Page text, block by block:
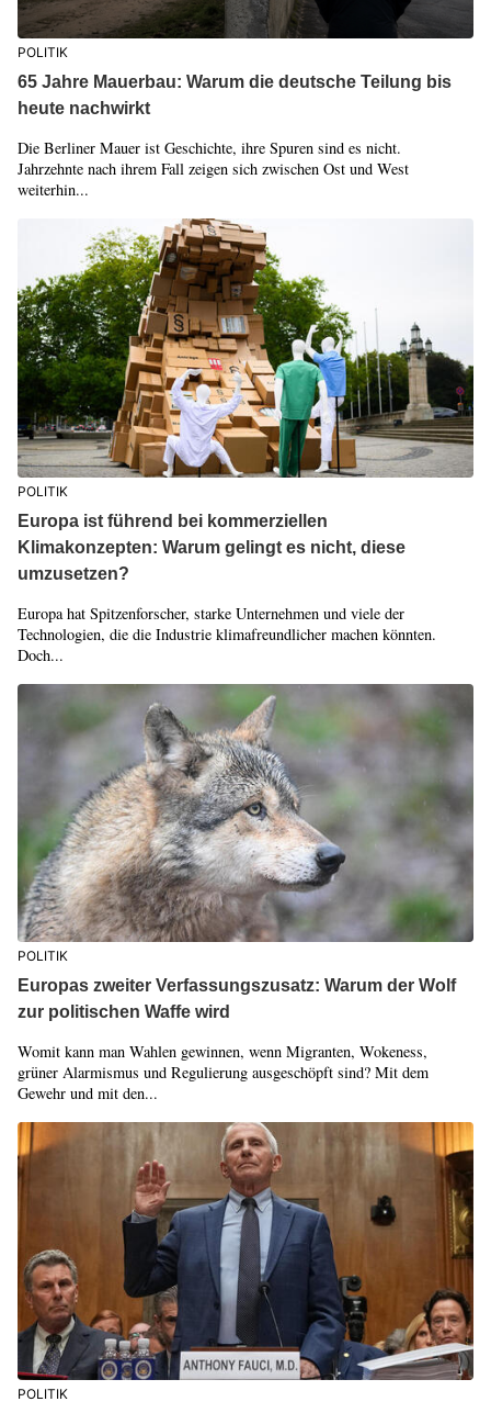
POLITIK
65 Jahre Mauerbau: Warum die deutsche Teilung bis
heute nachwirkt
Die Berliner Mauer ist Geschichte, ihre Spuren sind es nicht.
Jahrzehnte nach ihrem Fall zeigen sich zwischen Ost und West
weiterhin...
POLITIK
Europa ist führend bei kommerziellen
Klimakonzepten: Warum gelingt es nicht, diese
umzusetzen?
Europa hat Spitzenforscher, starke Unternehmen und viele der
Technologien, die die Industrie klimafreundlicher machen könnten.
Doch...
POLITIK
Europas zweiter Verfassungszusatz: Warum der Wolf
zur politischen Waffe wird
Womit kann man Wahlen gewinnen, wenn Migranten, Wokeness,
grüner Alarmismus und Regulierung ausgeschöpft sind? Mit dem
Gewehr und mit den...
POLITIK